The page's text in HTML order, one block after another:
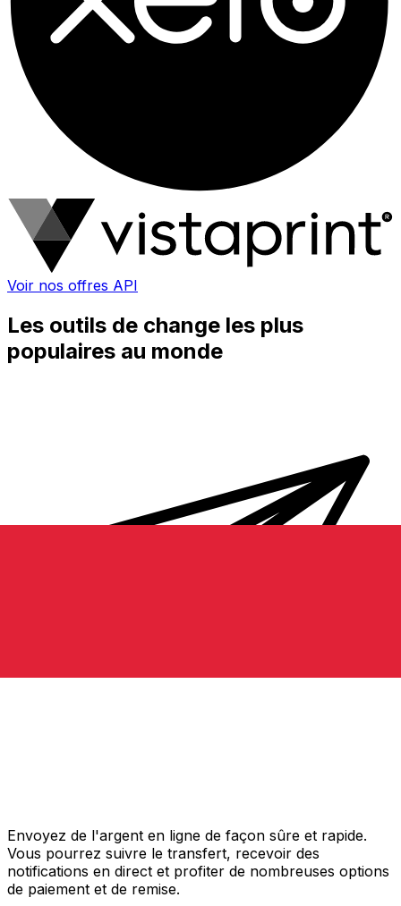
Voir nos offres API
Les outils de change les plus
populaires au monde
Envoyez de l'argent en ligne de façon sûre et rapide.
Vous pourrez suivre le transfert, recevoir des
notifications en direct et profiter de nombreuses options
de paiement et de remise.